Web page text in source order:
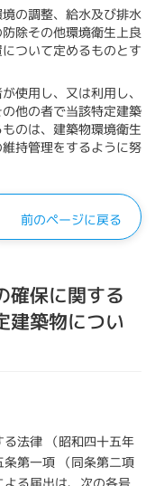
の調整、給水及び排水
除その他環境衛生上良
ついて定めるものとす
使用し、又は利用し、
他の者で当該特定建築
のは、建築物環境衛生
持管理をするように努
前のページに戻る
確保に関する
築物につい
法律 （昭和四十五年
第一項 （同条第二項